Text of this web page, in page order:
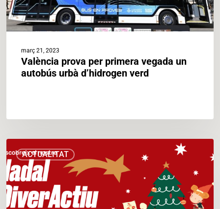
març 21, 2023
València prova per primera vegada un
autobús urbà d’hidrogen verd
ACTUALITAT
Fundació
València
Clima
i
Energia